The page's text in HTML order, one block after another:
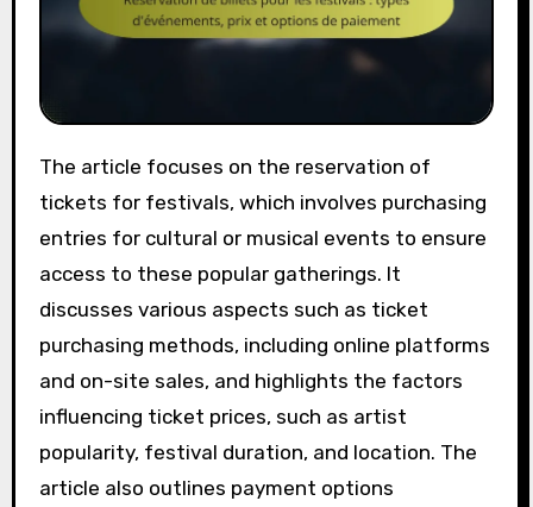
The article focuses on the reservation of
tickets for festivals, which involves purchasing
entries for cultural or musical events to ensure
access to these popular gatherings. It
discusses various aspects such as ticket
purchasing methods, including online platforms
and on-site sales, and highlights the factors
influencing ticket prices, such as artist
popularity, festival duration, and location. The
article also outlines payment options